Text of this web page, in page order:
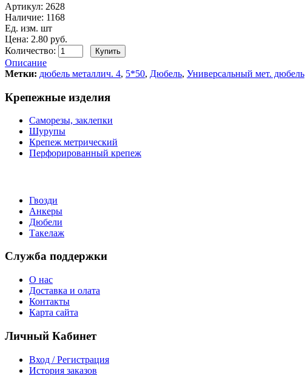
Артикул: 2628
Наличие: 1168
Ед. изм. шт
Цена: 2.80 руб.
Количество:
Описание
Метки: дюбель металлич. 4, 5*50, Дюбель, Универсальный мет. дюбель
Крепежные изделия
Саморезы, заклепки
Шурупы
Крепеж метрический
Перфорированный крепеж
Гвозди
Анкеры
Дюбели
Такелаж
Служба поддержки
О нас
Доставка и олата
Контакты
Карта сайта
Личный Кабинет
Вход / Регистрация
История заказов